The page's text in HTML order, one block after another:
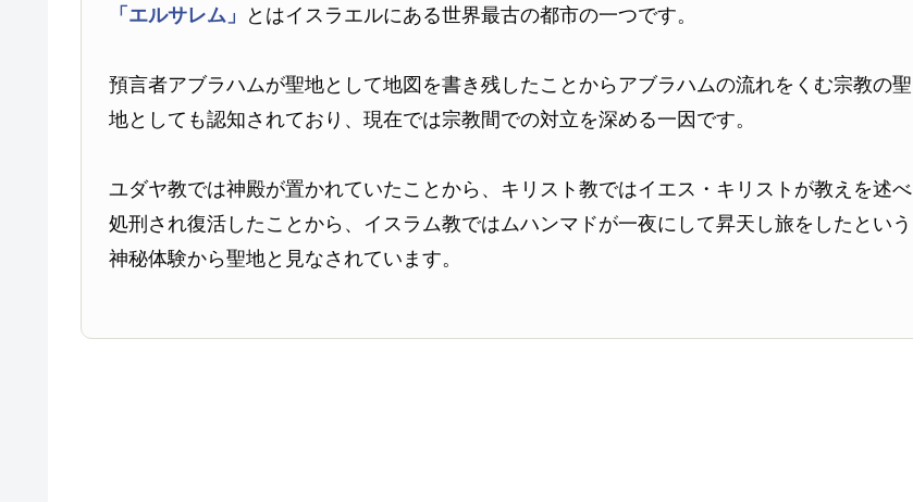
「エルサレム」 とはイスラエルにある世界最古の都市の一つです。
預言者アブラハムが聖地として地図を書き残したことからアブラハムの流れをくむ宗教の聖
地としても認知されており、現在では宗教間での対立を深める一因です。
ユダヤ教では神殿が置かれていたことから、キリスト教ではイエス・キリストが教えを述べ
処刑され復活したことから、イスラム教ではムハンマドが一夜にして昇天し旅をしたという
神秘体験から聖地と見なされています。